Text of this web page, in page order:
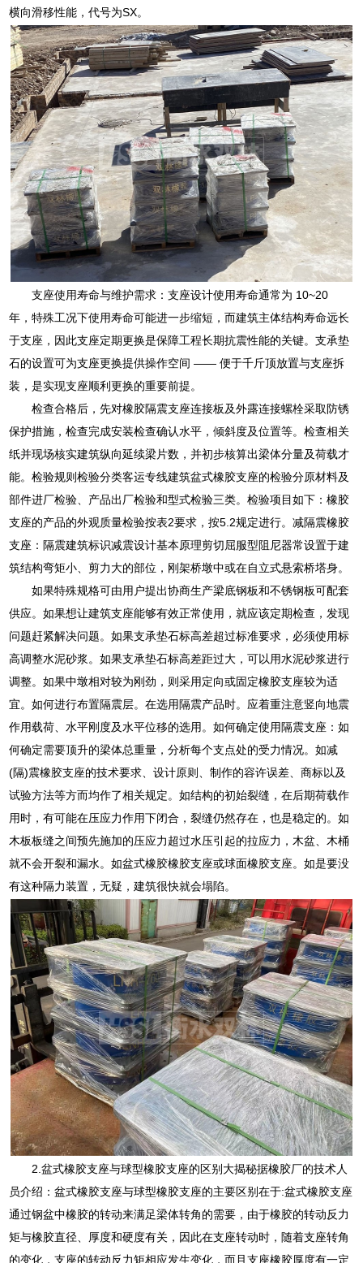
横向滑移性能，代号为SX。
支座使用寿命与维护需求：支座设计使用寿命通常为 10~20
年，特殊工况下使用寿命可能进一步缩短，而建筑主体结构寿命远长
于支座，因此支座定期更换是保障工程长期抗震性能的关键。支承垫
石的设置可为支座更换提供操作空间 —— 便于千斤顶放置与支座拆
装，是实现支座顺利更换的重要前提。
检查合格后，先对橡胶隔震支座连接板及外露连接螺栓采取防锈
保护措施，检查完成安装检查确认水平，倾斜度及位置等。检查相关
纸并现场核实建筑纵向延续梁片数，并初步核算出梁体分量及荷载才
能。检验规则检验分类客运专线建筑盆式橡胶支座的检验分原材料及
部件进厂检验、产品出厂检验和型式检验三类。检验项目如下：橡胶
支座的产品的外观质量检验按表2要求，按5.2规定进行。减隔震橡胶
支座：隔震建筑标识减震设计基本原理剪切屈服型阻尼器常设置于建
筑结构弯矩小、剪力大的部位，刚架桥墩中或在自立式悬索桥塔身。
如果特殊规格可由用户提出协商生产梁底钢板和不锈钢板可配套
供应。如果想让建筑支座能够有效正常使用，就应该定期检查，发现
问题赶紧解决问题。如果支承垫石标高差超过标准要求，必须使用标
高调整水泥砂浆。如果支承垫石标高差距过大，可以用水泥砂浆进行
调整。如果中墩相对较为刚劲，则采用定向或固定橡胶支座较为适
宜。如何进行布置隔震层。在选用隔震产品时。应着重注意竖向地震
作用载荷、水平刚度及水平位移的选用。如何确定使用隔震支座：如
何确定需要顶升的梁体总重量，分析每个支点处的受力情况。如减
(隔)震橡胶支座的技术要求、设计原则、制作的容许误差、商标以及
试验方法等方而均作了相关规定。如结构的初始裂缝，在后期荷载作
用时，有可能在压应力作用下闭合，裂缝仍然存在，也是稳定的。如
木板板缝之间预先施加的压应力超过水压引起的拉应力，木盆、木桶
就不会开裂和漏水。如盆式橡胶橡胶支座或球面橡胶支座。如是要没
有这种隔力装置，无疑，建筑很快就会塌陷。
2.盆式橡胶支座与球型橡胶支座的区别大揭秘据橡胶厂的技术人
员介绍：盆式橡胶支座与球型橡胶支座的主要区别在于:盆式橡胶支座
通过钢盆中橡胶的转动来满足梁体转角的需要，由于橡胶的转动反力
矩与橡胶直径、厚度和硬度有关，因此在支座转动时，随着支座转角
的变化，支座的转动反力矩相应发生变化，而且支座橡胶厚度有一定